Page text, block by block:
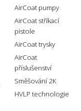
AirCoat pumpy
AirCoat stříkací
pistole
AirCoat trysky
AirCoat
příslušenství
Směšování 2K
HVLP technologie